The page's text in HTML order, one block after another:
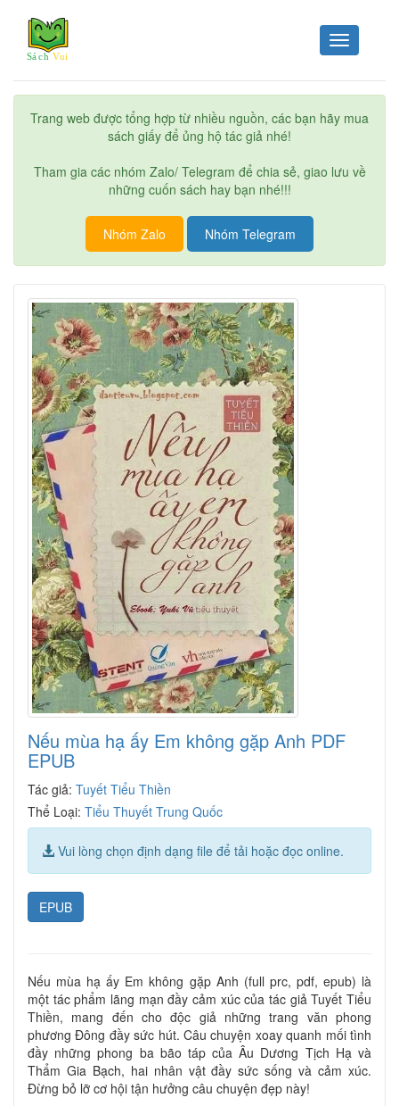
Toggle
navigation
Trang web được tổng hợp từ nhiều nguồn, các bạn hãy mua
sách giấy để ủng hộ tác giả nhé!
Tham gia các nhóm Zalo/ Telegram để chia sẻ, giao lưu về
những cuốn sách hay bạn nhé!!!
Nhóm Zalo Nhóm Telegram
Nếu mùa hạ ấy Em không gặp Anh PDF
EPUB
Tác giả: Tuyết Tiểu Thiền
Thể Loại: Tiểu Thuyết Trung Quốc
Vui lòng chọn định dạng file để tải hoặc đọc online.
EPUB
Nếu mùa hạ ấy Em không gặp Anh (full prc, pdf, epub) là
một tác phẩm lãng mạn đầy cảm xúc của tác giả Tuyết Tiểu
Thiền, mang đến cho độc giả những trang văn phong
phương Đông đầy sức hút. Câu chuyện xoay quanh mối tình
đầy những phong ba bão táp của Âu Dương Tịch Hạ và
Thẩm Gia Bạch, hai nhân vật đầy sức sống và cảm xúc.
Đừng bỏ lỡ cơ hội tận hưởng câu chuyện đẹp này!